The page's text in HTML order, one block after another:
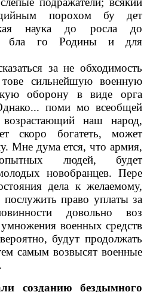
порохом бу дет
наука до росла до
на бла го Родины и для
за не обходимость
сильнейшую военную
оборону в виде орга
поми мо всеобщей
возрастающий наш народ,
скоро богатеть, может
Мне дума ется, что армия,
людей, будет
новобранцев. Пере
дела к желаемому,
право уплаты за
довольно воз
военных средств
будут продолжать
самым возвысят военные
созданию бездымного